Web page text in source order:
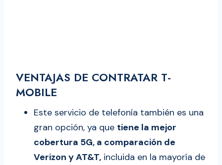
VENTAJAS DE CONTRATAR T-
MOBILE
Este servicio de telefonía también es una
gran opción, ya que tiene la mejor
cobertura 5G, a comparación de
Verizon y AT&T, incluida en la mayoría de